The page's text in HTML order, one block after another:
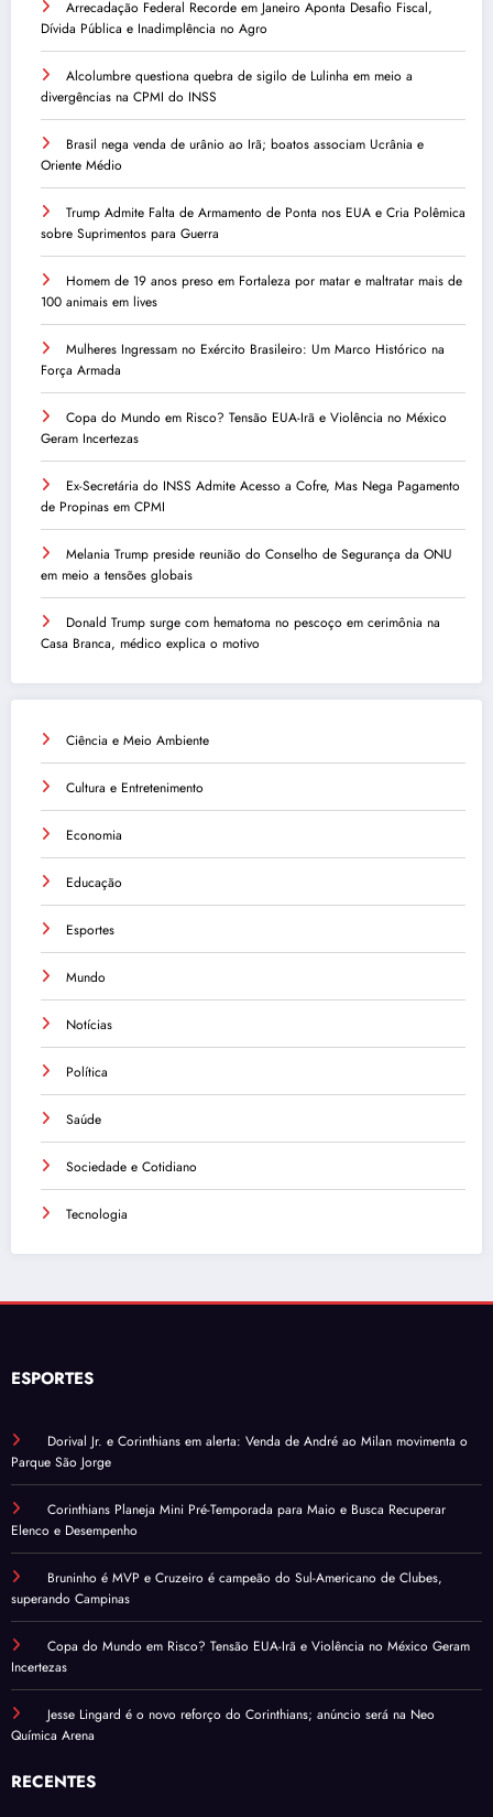
Arrecadação Federal Recorde em Janeiro Aponta Desafio Fiscal,
Dívida Pública e Inadimplência no Agro
Alcolumbre questiona quebra de sigilo de Lulinha em meio a
divergências na CPMI do INSS
Brasil nega venda de urânio ao Irã; boatos associam Ucrânia e
Oriente Médio
Trump Admite Falta de Armamento de Ponta nos EUA e Cria Polêmica
sobre Suprimentos para Guerra
Homem de 19 anos preso em Fortaleza por matar e maltratar mais de
100 animais em lives
Mulheres Ingressam no Exército Brasileiro: Um Marco Histórico na
Força Armada
Copa do Mundo em Risco? Tensão EUA-Irã e Violência no México
Geram Incertezas
Ex-Secretária do INSS Admite Acesso a Cofre, Mas Nega Pagamento
de Propinas em CPMI
Melania Trump preside reunião do Conselho de Segurança da ONU
em meio a tensões globais
Donald Trump surge com hematoma no pescoço em cerimônia na
Casa Branca, médico explica o motivo
Ciência e Meio Ambiente
Cultura e Entretenimento
Economia
Educação
Esportes
Mundo
Notícias
Política
Saúde
Sociedade e Cotidiano
Tecnologia
ESPORTES
Dorival Jr. e Corinthians em alerta: Venda de André ao Milan movimenta o
Parque São Jorge
Corinthians Planeja Mini Pré-Temporada para Maio e Busca Recuperar
Elenco e Desempenho
Bruninho é MVP e Cruzeiro é campeão do Sul-Americano de Clubes,
superando Campinas
Copa do Mundo em Risco? Tensão EUA-Irã e Violência no México Geram
Incertezas
Jesse Lingard é o novo reforço do Corinthians; anúncio será na Neo
Química Arena
RECENTES